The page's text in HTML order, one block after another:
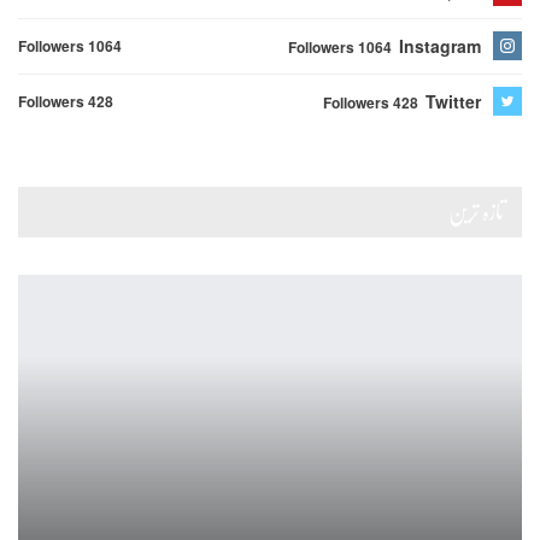
Instagram
Followers 1064
Followers 1064
Twitter
Followers 428
Followers 428